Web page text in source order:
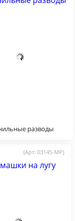
разводы
(Арт: 03145-MP)